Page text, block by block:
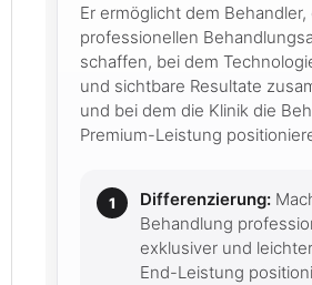
Er ermöglicht dem Behandler,
professionellen
schaffen, bei dem
und sichtbare Resultate
und bei dem die Klinik die
Premium-Leistung
Differenzierung:
Behandlung
exklusiver und
End-Leistung